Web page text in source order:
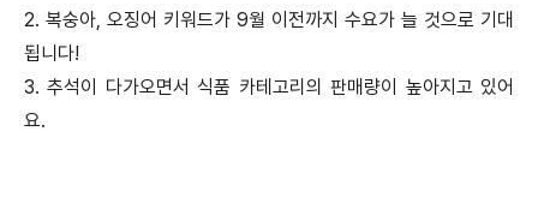
2. 복숭아, 오징어 키워드가 9월 이전까지 수요가 늘 것으로 기대
됩니다!
3. 추석이 다가오면서 식품 카테고리의 판매량이 높아지고 있어
요.